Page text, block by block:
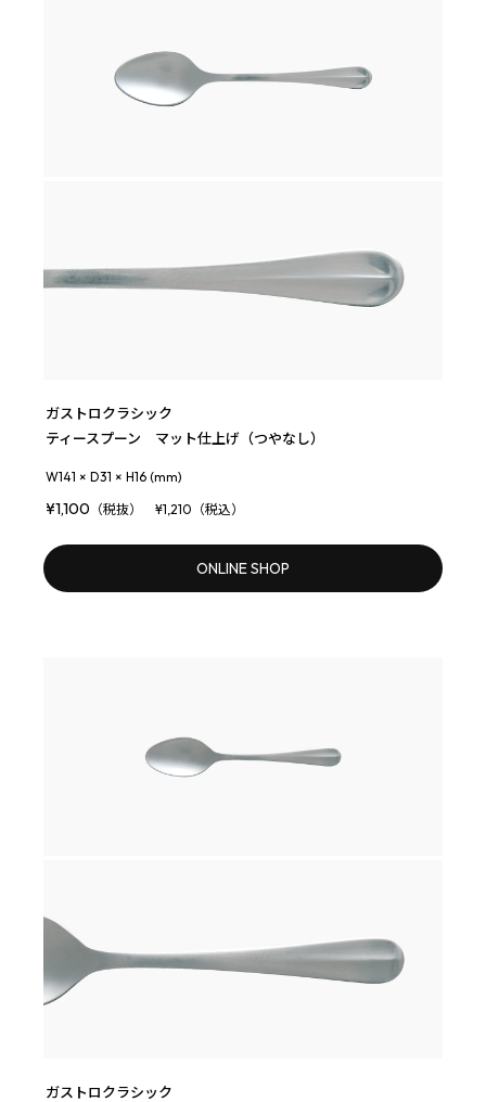
ガストロクラシック
ティースプーン マット仕上げ（つやなし）
W141 × D31 × H16 (mm)
¥1,100 （税抜） ¥1,210（税込）
ONLINE SHOP
ガストロクラシック